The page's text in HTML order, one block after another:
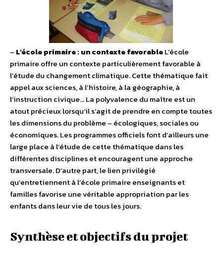
– L’école primaire : un contexte favorableL’école
primaire offre un contexte particulièrement favorable à
l’étude du changement climatique. Cette thématique fait
appel aux sciences, à l’histoire, à la géographie, à
l’instruction civique… La polyvalence du maître est un
atout précieux lorsqu’il s’agit de prendre en compte toutes
les dimensions du problème – écologiques, sociales ou
économiques. Les programmes officiels font d’ailleurs une
large place à l’étude de cette thématique dans les
différentes disciplines et encouragent une approche
transversale. D’autre part, le lien privilégié
qu’entretiennent à l’école primaire enseignants et
familles favorise une véritable appropriation par les
enfants dans leur vie de tous les jours.
Synthèse et objectifs du projet